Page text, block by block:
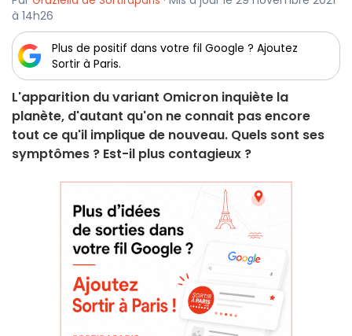
à 14h26
Plus de positif dans votre fil Google ? Ajoutez
Sortir à Paris.
L'apparition du variant Omicron inquiète la
planète, d'autant qu'on ne connait pas encore
tout ce qu'il implique de nouveau. Quels sont ses
symptômes ? Est-il plus contagieux ?